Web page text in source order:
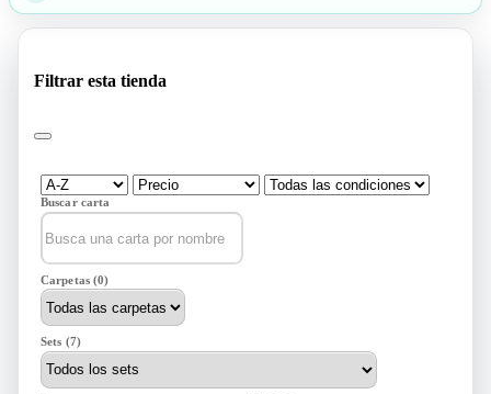
Filtrar esta tienda
Buscar carta
Carpetas (0)
Sets (7)